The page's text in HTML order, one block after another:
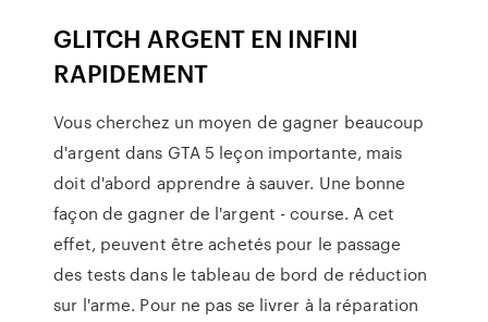
GLITCH ARGENT EN INFINI
RAPIDEMENT
Vous cherchez un moyen de gagner beaucoup
d'argent dans GTA 5 leçon importante, mais
doit d'abord apprendre à sauver. Une bonne
façon de gagner de l'argent - course. A cet
effet, peuvent être achetés pour le passage
des tests dans le tableau de bord de réduction
sur l'arme. Pour ne pas se livrer à la réparation